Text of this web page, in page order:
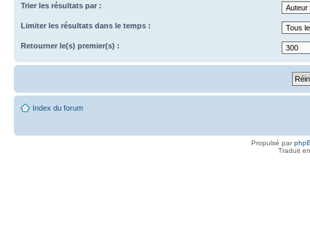
Trier les résultats par :
Limiter les résultats dans le temps :
Retourner le(s) premier(s) :
Index du forum
Propulsé par
Traduit